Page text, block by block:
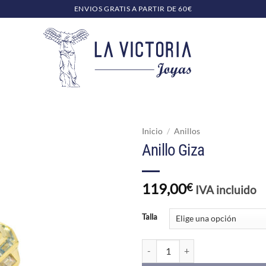
ENVIOS GRATIS A PARTIR DE 60€
Inicio / Anillos
Anillo Giza
119,00€ IVA incluido
Talla